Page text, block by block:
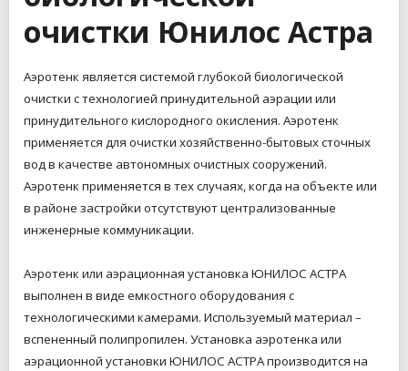
очистки Юнилос Астра
Аэротенк является системой глубокой биологической
очистки с технологией принудительной аэрации или
принудительного кислородного окисления. Аэротенк
применяется для очистки хозяйственно-бытовых сточных
вод в качестве автономных очистных сооружений.
Аэротенк применяется в тех случаях, когда на объекте или
в районе застройки отсутствуют централизованные
инженерные коммуникации.
Аэротенк или аэрационная установка ЮНИЛОС АСТРА
выполнен в виде емкостного оборудования с
технологическими камерами. Используемый материал –
вспененный полипропилен. Установка аэротенка или
аэрационной установки ЮНИЛОС АСТРА производится на